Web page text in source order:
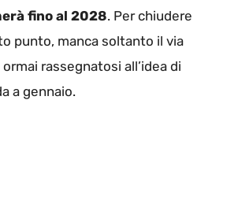
fino al 2028. Per chiudere
punto, manca soltanto il via
rassegnatosi all’idea di
a gennaio.